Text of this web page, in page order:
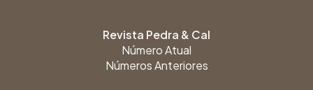
Revista Pedra & Cal
Número Atual
Números Anteriores